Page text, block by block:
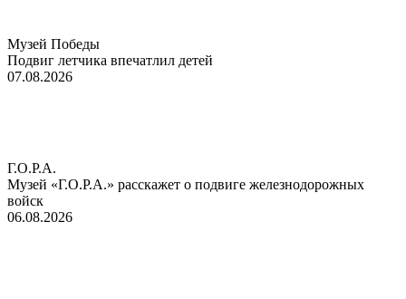
Музей Победы
Подвиг летчика впечатлил детей
07.08.2026
Г.О.Р.А.
Музей «Г.О.Р.А.» расскажет о подвиге железнодорожных
войск
06.08.2026